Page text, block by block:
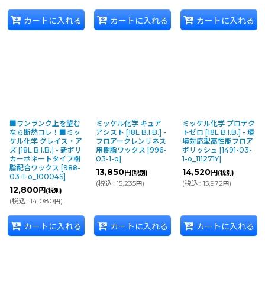
カートに入れる カートに入れる カートに入れる
■ワンランク上を望む
なら断然コレ！■ミッ
ケル化学 グレイス・ア
ズ [18L B.I.B.] - 新ポリ
カーボネートタイプ樹
脂配合ワックス [988-
03-1-o_10004S]
12,800円 (税別)
(税込: 14,080円)
カートに入れる
ミッケル化学 キュア
アシスト [18L B.I.B.] -
フロアークレンリネス
用樹脂ワックス [996-
03-1-o]
13,850円 (税別)
(税込: 15,235円)
カートに入れる
ミッケル化学 プロテク
トゼロ [18L B.I.B.] - 環
境対応型高性能フロア
ポリッシュ [1491-03-
1-o_111271Y]
14,520円 (税別)
(税込: 15,972円)
カートに入れる